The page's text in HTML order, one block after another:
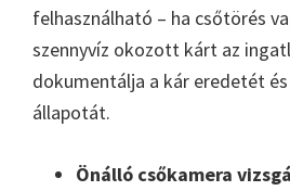
felhasználható – ha csőtörés
szennyvíz okozott kárt az
dokumentálja a kár eredetét
állapotát.
Önálló csőkamera